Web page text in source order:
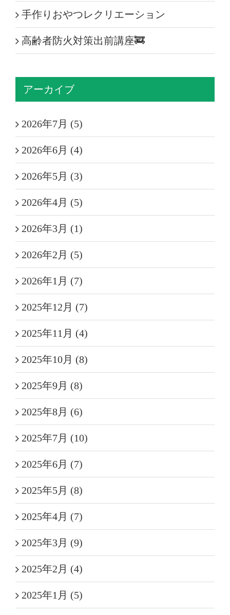
手作りおやつレクリエーション
高齢者防火対策出前講座🚒
アーカイブ
2026年7月 (5)
2026年6月 (4)
2026年5月 (3)
2026年4月 (5)
2026年3月 (1)
2026年2月 (5)
2026年1月 (7)
2025年12月 (7)
2025年11月 (4)
2025年10月 (8)
2025年9月 (8)
2025年8月 (6)
2025年7月 (10)
2025年6月 (7)
2025年5月 (8)
2025年4月 (7)
2025年3月 (9)
2025年2月 (4)
2025年1月 (5)